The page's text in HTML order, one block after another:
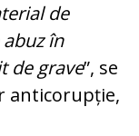
de
în
de grave”, se
anticorupție,